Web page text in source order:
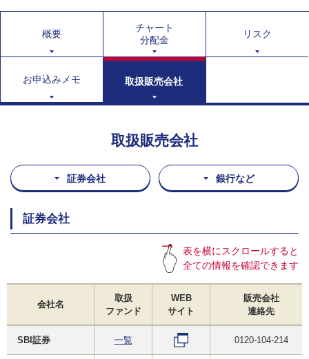
概要
チャート
分配金
リスク
お申込みメモ 取扱販売会社
取扱販売会社
証券会社 銀行など
証券会社
表を横にスクロールすると
全ての情報を確認できます
会社名
取扱
ファンド
WEB
サイト
販売会社
連絡先
SBI証券 一覧 0120-104-214